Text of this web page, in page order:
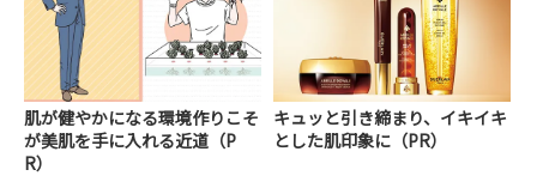
肌が健やかになる環境作りこそ
が美肌を手に入れる近道（P
R）
キュッと引き締まり、イキイキ
とした肌印象に（PR）